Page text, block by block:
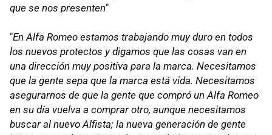
que se nos presenten"
"En Alfa Romeo estamos trabajando muy duro en todos
los nuevos protectos y digamos que las cosas van en
una dirección muy positiva para la marca. Necesitamos
que la gente sepa que la marca está vida. Necesitamos
asegurarnos de que la gente que compró un Alfa Romeo
en su día vuelva a comprar otro, aunque necesitamos
buscar al nuevo Alfista; la nueva generación de gente